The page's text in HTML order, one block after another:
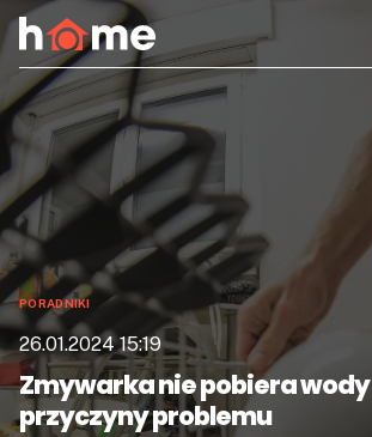
PORADNIKI
26.01.2024 15:19
Zmywarka nie pobiera wody
przyczyny problemu